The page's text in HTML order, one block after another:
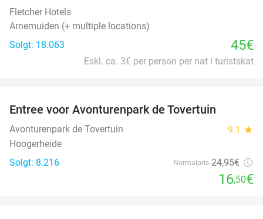
Fletcher Hotels
Arnemuiden (+ multiple locations)
Solgt: 18.063
45€
Eskl. ca. 3€ per person per nat i turistskat
Entree voor Avonturenpark de Tovertuin
Avonturenpark de Tovertuin 9.1 star
Hoogerheide
Solgt: 8.216
Normalpris 24,95€
16,50€